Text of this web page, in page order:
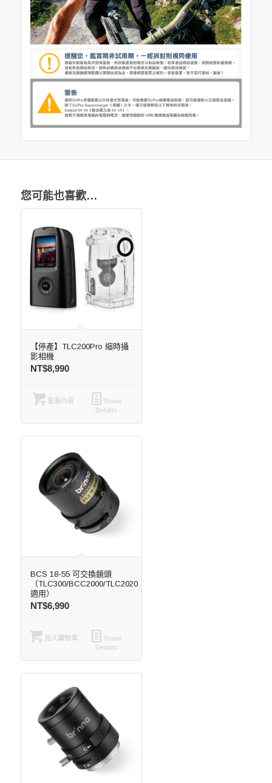
您可能也喜歡…
【停產】TLC200Pro 縮時攝
影相機
NT$8,990
查看內容
Show
Details
BCS 18-55 可交換鏡頭
（TLC300/BCC2000/TLC2020
適用）
NT$6,990
加入購物車
Show
Details